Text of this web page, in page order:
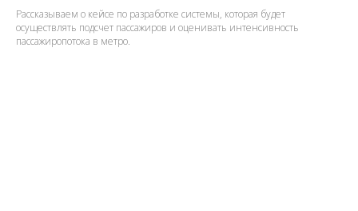
Рассказываем о кейсе по разработке системы, которая будет
осуществлять подсчет пассажиров и оценивать интенсивность
пассажиропотока в метро.